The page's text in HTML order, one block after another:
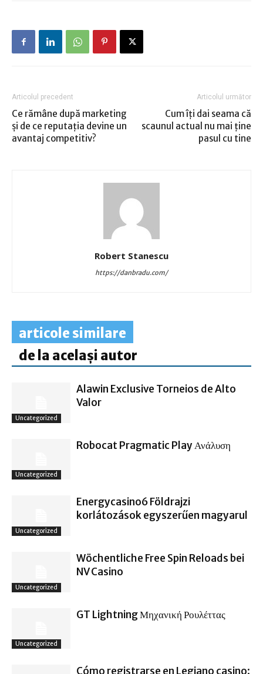
Articolul precedent
Ce rămâne după marketing
și de ce reputația devine un
avantaj competitiv?
Articolul următor
Cum îți dai seama că
scaunul actual nu mai ține
pasul cu tine
Robert Stanescu
https://danbradu.com/
articole similare
de la același autor
Uncategorized
Alawin Exclusive Torneios de Alto
Valor
Uncategorized
Robocat Pragmatic Play Ανάλυση
Uncategorized
Energycasino6 Földrajzi
korlátozások egyszerűen magyarul
Uncategorized
Wöchentliche Free Spin Reloads bei
NV Casino
Uncategorized
GT Lightning Μηχανική Ρουλέττας
Cómo registrarse en Legiano casino: